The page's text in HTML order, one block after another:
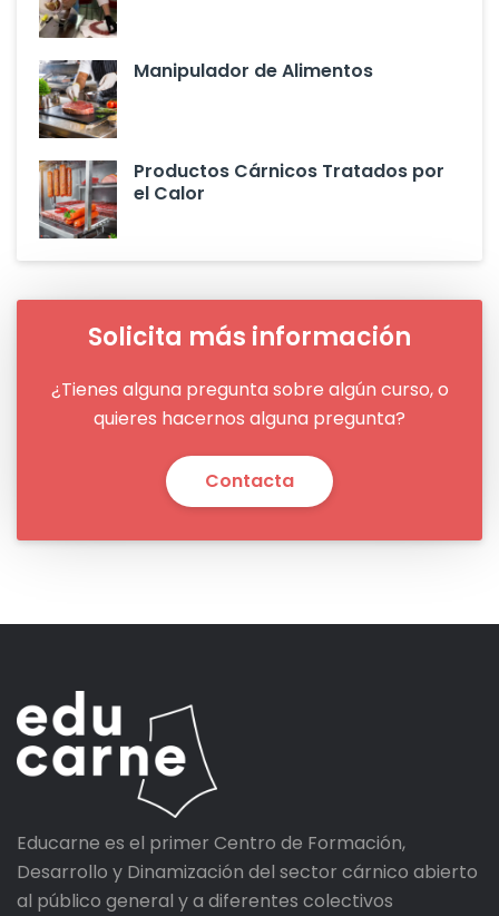
Manipulador de Alimentos
Productos Cárnicos Tratados por
el Calor
Solicita más información
¿Tienes alguna pregunta sobre algún curso, o
quieres hacernos alguna pregunta?
Contacta
Educarne es el primer Centro de Formación,
Desarrollo y Dinamización del sector cárnico abierto
al público general y a diferentes colectivos